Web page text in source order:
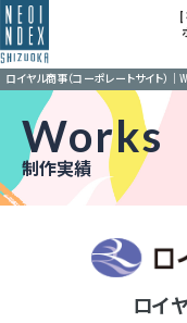
[
ロイヤル商事（コーポレートサイト）
Works
制作実績
ロイ